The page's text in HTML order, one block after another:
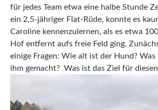
für jedes Team etwa eine halbe Stunde
ein 2,5-jähriger Flat-Rüde, konnte es
Caroline kennenzulernen, als es etwa
Hof entfernt aufs freie Feld ging.
einige Fragen: Wie alt ist der Hund?
ihm gemacht? Was ist das Ziel für